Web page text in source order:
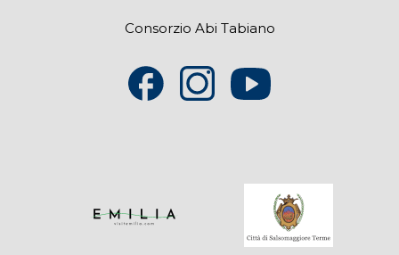
Consorzio Abi Tabiano